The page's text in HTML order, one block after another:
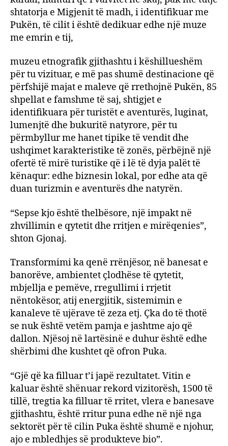
shtatorja e Migjenit të madh, i identifikuar me
Pukën, të cilit i është dedikuar edhe një muze
me emrin e tij,
muzeu etnografik gjithashtu i këshillueshëm
për tu vizituar, e më pas shumë destinacione që
përfshijë majat e maleve që rrethojnë Pukën, 85
shpellat e famshme të saj, shtigjet e
identifikuara për turistët e aventurës, luginat,
lumenjtë dhe bukuritë natyrore, për tu
përmbyllur me hanet tipike të vendit dhe
ushqimet karakteristike të zonës, përbëjnë një
ofertë të mirë turistike që i lë të dyja palët të
kënaqur: edhe biznesin lokal, por edhe ata që
duan turizmin e aventurës dhe natyrën.
“Sepse kjo është thelbësore, një impakt në
zhvillimin e qytetit dhe rritjen e mirëqenies”,
shton Gjonaj.
Transformimi ka qenë rrënjësor, në banesat e
banorëve, ambientet çlodhëse të qytetit,
mbjellja e pemëve, rregullimi i rrjetit
nëntokësor, atij energjitik, sistemimin e
kanaleve të ujërave të zeza etj. Çka do të thotë
se nuk është vetëm pamja e jashtme ajo që
dallon. Njësoj në lartësinë e duhur është edhe
shërbimi dhe kushtet që ofron Puka.
“Gjë që ka filluar t’i japë rezultatet. Vitin e
kaluar është shënuar rekord vizitorësh, 1500 të
tillë, tregtia ka filluar të rritet, vlera e banesave
gjithashtu, është rritur puna edhe në një nga
sektorët për të cilin Puka është shumë e njohur,
ajo e mbledhjes së produkteve bio”.